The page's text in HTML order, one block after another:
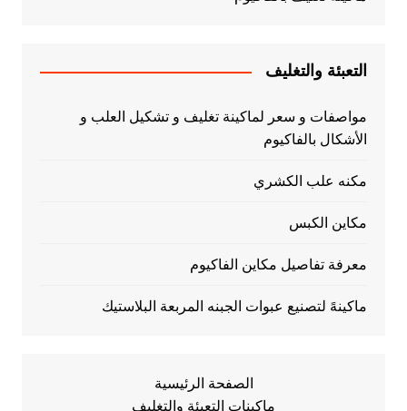
التعبئة والتغليف
مواصفات و سعر لماكينة تغليف و تشكيل العلب و
الأشكال بالفاكيوم
مكنه علب الكشري
مكاين الكبس
معرفة تفاصيل مكاين الفاكيوم
ماكينهً لتصنيع عبوات الجبنه المربعة البلاستيك
الصفحة الرئيسية
ماكينات التعبئة والتغليف